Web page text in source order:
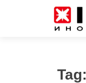
Tag: